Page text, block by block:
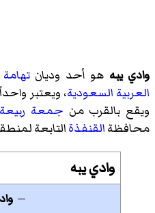
وادي يبه هو أحد وديان تهامة
العربية السعودية، ويعتبر
ويقع بالقرب من جمعة
محافظةالقنفذةالتابعة
وادي يبه
—